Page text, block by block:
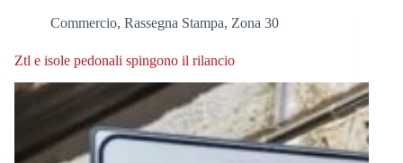
Commercio, Rassegna Stampa, Zona 30
Ztl e isole pedonali spingono il rilancio